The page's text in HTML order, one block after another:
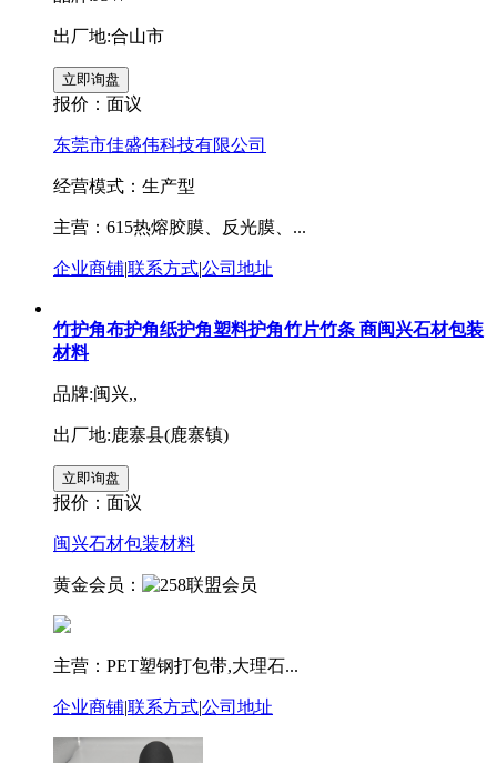
出厂地:合山市
报价： 面议
东莞市佳盛伟科技有限公司
经营模式：生产型
主营：615热熔胶膜、反光膜、...
企业商铺|联系方式|公司地址
竹护角布护角纸护角塑料护角竹片竹条 商闽兴石材包装
材料
品牌:闽兴,,
出厂地:鹿寨县(鹿寨镇)
报价： 面议
闽兴石材包装材料
黄金会员：
主营：PET塑钢打包带,大理石...
企业商铺|联系方式|公司地址